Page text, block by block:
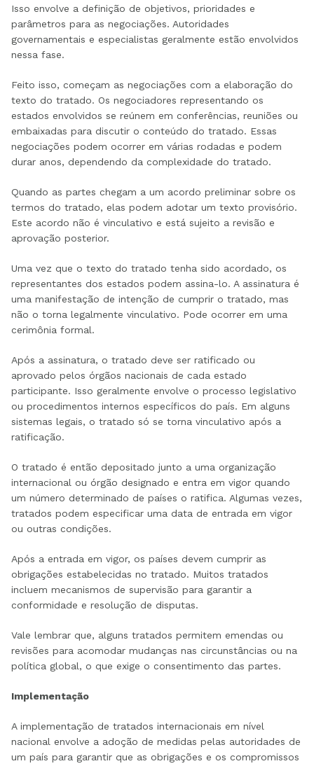
Isso envolve a definição de objetivos, prioridades e
parâmetros para as negociações. Autoridades
governamentais e especialistas geralmente estão envolvidos
nessa fase.
Feito isso, começam as negociações com a elaboração do
texto do tratado. Os negociadores representando os
estados envolvidos se reúnem em conferências, reuniões ou
embaixadas para discutir o conteúdo do tratado. Essas
negociações podem ocorrer em várias rodadas e podem
durar anos, dependendo da complexidade do tratado.
Quando as partes chegam a um acordo preliminar sobre os
termos do tratado, elas podem adotar um texto provisório.
Este acordo não é vinculativo e está sujeito a revisão e
aprovação posterior.
Uma vez que o texto do tratado tenha sido acordado, os
representantes dos estados podem assina-lo. A assinatura é
uma manifestação de intenção de cumprir o tratado, mas
não o torna legalmente vinculativo. Pode ocorrer em uma
cerimônia formal.
Após a assinatura, o tratado deve ser ratificado ou
aprovado pelos órgãos nacionais de cada estado
participante. Isso geralmente envolve o processo legislativo
ou procedimentos internos específicos do país. Em alguns
sistemas legais, o tratado só se torna vinculativo após a
ratificação.
O tratado é então depositado junto a uma organização
internacional ou órgão designado e entra em vigor quando
um número determinado de países o ratifica. Algumas vezes,
tratados podem especificar uma data de entrada em vigor
ou outras condições.
Após a entrada em vigor, os países devem cumprir as
obrigações estabelecidas no tratado. Muitos tratados
incluem mecanismos de supervisão para garantir a
conformidade e resolução de disputas.
Vale lembrar que, alguns tratados permitem emendas ou
revisões para acomodar mudanças nas circunstâncias ou na
política global, o que exige o consentimento das partes.
Implementação
A implementação de tratados internacionais em nível
nacional envolve a adoção de medidas pelas autoridades de
um país para garantir que as obrigações e os compromissos